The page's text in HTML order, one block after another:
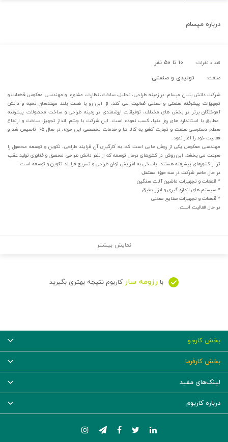
درباره مپسام
تعداد نفرات: ۱۰ تا ۵۰ نفر
صنعت: تولیدی و صنعتی
شرکت دانش بنیان مپسام در زمینه طراحی، تحلیل، ساخت، نظارت، مشاوره و مهندسی معکوس قطعات و
تجهیزات پیشرفته صنعتی و معدنی فعالیت می کند، از این رو با همت بلند مهندسان نخبه و دانش
آموختگان برتر در بخش های مختلف، توفیقات ارزشمندی در زمینه طراحی و ساخت محصولات پیشرفته
مطابق با استاندارد های روز دنیا، کسب نموده است. این شرکت با چشم انداز تجهیز، ساخت و ارتقاع
سطح دسترسی صنعت و تجارت کشور به کالا ها و خدمات تخصصی این حوزه، در سال ۹۵ تاسیس شد و
فعالیت خود را آغاز نمود.
مهندسی معکوس یکی از روش هایی است که، به کارگیری آن فرایند طراحی، تکوین و توسعه محصول را
سرعت می بخشد. این روش در کشورهای درحال توسعه که از نظر دانش طراحی محصول و فناوری تولید عقب
تر از کشورهای پیشرفته هستند، پاسخی به افزایش توان طراحی و تسریع فرایند تکوین و توسعه است.
در حال حاضر شرکت در سه حوزه مستقل:
* قطعات و تجهیزات ماشین آلات سنگین
* سیستم های اندازه گیری و ابزار دقیق
* قطعات و تجهیزات صنایع معدنی
در حال فعالیت است.
نمایش بیشتر
با رزومه ساز کاربوم نتیجه بهتری بگیرید
بخش کارجو
بخش کارفرما
لینک‌های مفید
درباره کاربوم